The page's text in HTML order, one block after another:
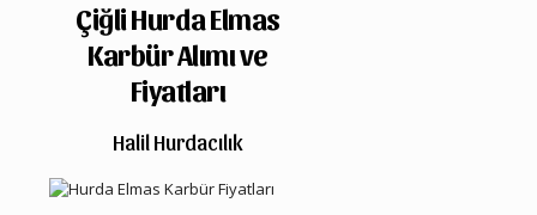
Çiğli Hurda Elmas
Karbür Alımı ve
Fiyatları
Halil Hurdacılık